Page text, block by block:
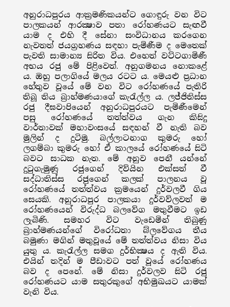
අනුරාධපුරය ආක්‍රමණිකයන්ට ගොඳුරු වන විට
පාලකයන් ආරක්‍ෂාව පතා රෝහණයට සැඟවී
යාම ද එහි දී සේනා සංවිධානය කරගෙන
නැවතත් ජයග්‍රහණය සඳහා පැමිණීම ද මෙතෙක්
පැවති සාමාන්‍ය සිරිත විය. එහෙත් වට්ටගාමිණී
අභය රජු මේ පිළිවෙත්. අනුගමනය නොකළේ
ය. ඔහු පලාගියේ මලය රටට ය. මෙයළු ප්‍රධාන
හේතුව වූයේ මේ වන විට රෝහණයේ පැතිරි
තිබූ තිය බ්‍රාහ්මණයාගේ කැරැල්ල ය. ලජ්ජිතිස්ස
රජු දීඝවාපියෙන් අනුරාධපුරයට පැමිණීමෙන්
පසු රෝහණයේ තත්ත්වය ගැන කිසිදු
වාර්තාවක් මහාවංසයේ සඳහන් වී නැති බව
මුලින් ද දුටිමු. බල්ලාටනාග කුමරු හෝ
ලගම්බා කුමරු හෝ ඒ කාලයේ රෝහණයේ සිටි
බවට සාධක නැත. මේ අනුව පෙනී යන්නේ
දුටුගැමුණු රජුගෙන් දිව්යින එක්සත් වී
සද්ධාතිස්ස රජුගෙන් කලක් පාලනය වූ
රෝහණයේ තත්ත්වය ක්‍රමයෙන් දුර්වලවී ගිය
සෙයකි. අනුරාධපුර පාලකයා දුර්වව්ලවත් ම
රෝහණයෙන් විරුද්ධ බලවේග මතුවීමට ඉඩ
ලැබිණි. සමහර විට වැඩෙමින් තිබුණු
බ්‍රාහ්මණයන්ගේ විරෝධතා බ්ලවේගය තීය
බමුණා මගින් මතුවූයේ මේ තත්ත්වය නිසා විය
යුතු ය. කැරැල්ල සමග දුර්භික්‍ෂය ද ඇති විය.
එයින් තදින් ම පීඩාවට පත් වූයේ රෝහණය
බව ද පෙනේ. මේ නිසා දුර්වලව සිටි රජු
රෝහණයට යාම සතුරකුගේ අභිමුඛයට යාමක්
වැනි විය.